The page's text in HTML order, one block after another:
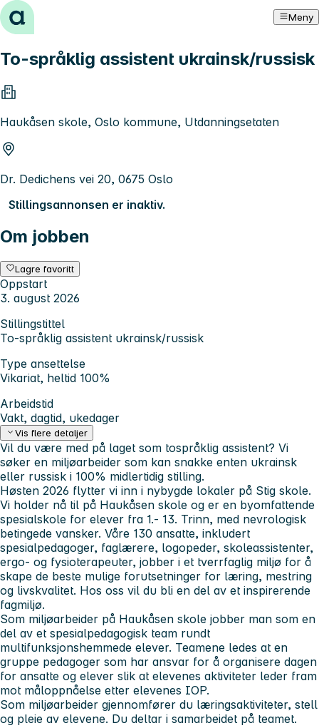
Hopp til innhold Meny
To-språklig assistent ukrainsk/russisk
Haukåsen skole, Oslo kommune, Utdanningsetaten
Dr. Dedichens vei 20, 0675 Oslo
Stillingsannonsen er inaktiv.
Om jobben
Lagre favoritt
Oppstart
3. august 2026
Stillingstittel
To-språklig assistent ukrainsk/russisk
Type ansettelse
Vikariat, heltid 100%
Arbeidstid
Vakt, dagtid, ukedager
Vis flere detaljer
Vil du være med på laget som tospråklig assistent? Vi
søker en miljøarbeider som kan snakke enten ukrainsk
eller russisk i 100% midlertidig stilling.
Høsten 2026 flytter vi inn i nybygde lokaler på Stig skole.
Vi holder nå til på Haukåsen skole og er en byomfattende
spesialskole for elever fra 1.- 13. Trinn, med nevrologisk
betingede vansker. Våre 130 ansatte, inkludert
spesialpedagoger, faglærere, logopeder, skoleassistenter,
ergo- og fysioterapeuter, jobber i et tverrfaglig miljø for å
skape de beste mulige forutsetninger for læring, mestring
og livskvalitet. Hos oss vil du bli en del av et inspirerende
fagmiljø.
Som miljøarbeider på Haukåsen skole jobber man som en
del av et spesialpedagogisk team rundt
multifunksjonshemmede elever. Teamene ledes at en
gruppe pedagoger som har ansvar for å organisere dagen
for ansatte og elever slik at elevenes aktiviteter leder fram
mot måloppnåelse etter elevenes IOP.
Som miljøarbeider gjennomfører du læringsaktiviteter, stell
og pleie av elevene. Du deltar i samarbeidet på teamet.